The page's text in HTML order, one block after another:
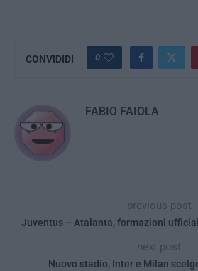
CONVIDIDI 0
FABIO FAIOLA
previous post
Juventus – Atalanta, formazioni
next post
Nuovo stadio, Inter e Milan